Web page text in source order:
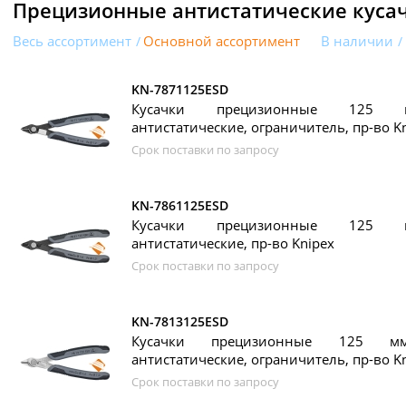
Прецизионные антистатические
Весь ассортимент Основной ассортимент В наличии
KN-7871125ESD
Кусачки прецизионные 125
антистатические, ограничитель, пр-во
Срок поставки по запросу
KN-7861125ESD
Кусачки прецизионные 125
антистатические, пр-во Knipex
Срок поставки по запросу
KN-7813125ESD
Кусачки прецизионные 125
антистатические, ограничитель, пр-во
Срок поставки по запросу